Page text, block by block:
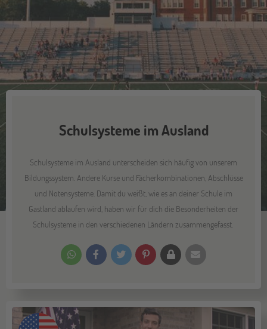
Schulsysteme im Ausland
Schulsysteme im Ausland unterscheiden sich häufig von unserem
Bildungssystem. Andere Kurse und Fächerkombinationen, Abschlüsse
und Notensysteme. Damit du weißt, wie es an deiner Schule im
Gastland ablaufen wird, haben wir für dich die Besonderheiten der
Schulsysteme in den verschiedenen Ländern zusammengefasst.